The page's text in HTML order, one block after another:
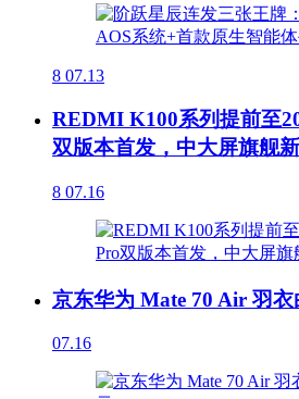
8 07.13
REDMI K100系列提前至
双版本首发，中大屏旗舰
8 07.16
京东华为 Mate 70 Air 羽
07.16